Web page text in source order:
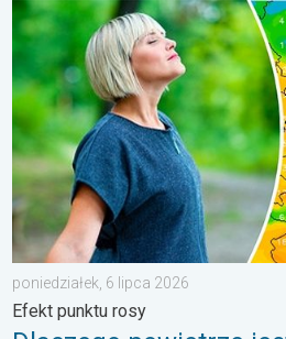
Dlaczego powietrze jest dziś takie
poniedziałek, 6 lipca 2026
Efekt punktu rosy